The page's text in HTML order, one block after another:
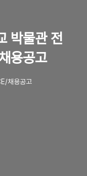
박물관 전
용공고
채용공고